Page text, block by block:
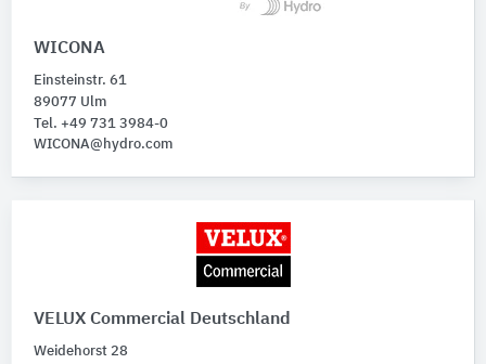
WICONA
Einsteinstr. 61
89077 Ulm
Tel. +49 731 3984-0
WICONA@hydro.com
VELUX Commercial Deutschland
Weidehorst 28